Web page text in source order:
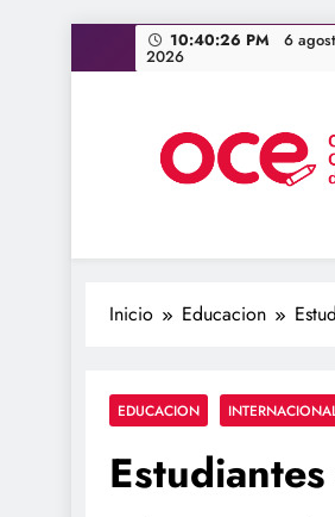
al
10:40:27 PM 6
OCE
Inicio Educacion
EDUCACION